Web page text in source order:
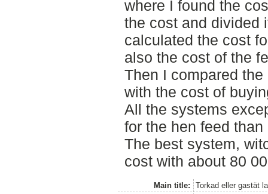
where I found the
the cost and divided
calculated the cost
also the cost of the
Then I compared
with the cost of
All the systems
for the hen feed
The best system,
cost with about 80
Main title:
Torkad eller gastät